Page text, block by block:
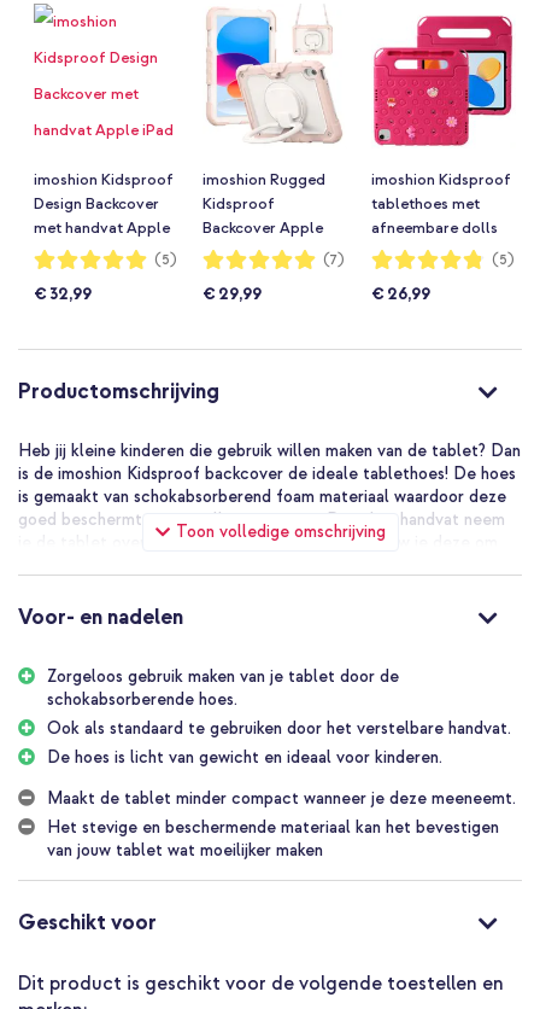
imoshion Kidsproof
Design Backcover
met handvat Apple
iPad 11 (2025) 11
(2022) 10.9 inch -
Waardering:
100%
(5)
€ 32,99
imoshion Rugged
Kidsproof
Backcover Apple
iPad 11 (2025) 11
(2022) 10.9 inch -
Waardering:
100%
(7)
€ 29,99
imoshion Kidsproof
tablethoes met
afneembare dolls
Apple iPad 11
iPad 10 (2022) 10.9
Waardering:
96%
(5)
€ 26,99
Productomschrijving
Toon volledige omschrijving
Heb jij kleine kinderen die gebruik willen maken van de tablet? Dan
is de imoshion Kidsproof backcover de ideale tablethoes! De hoes
is gemaakt van schokabsorberend foam materiaal waardoor deze
goed beschermt tegen vallen en stoten. Door het handvat neem
je de tablet overal eenvoudig mee naartoe, of vouw je deze om
Het schokabsorberende foam is licht van gewicht waardoor de
rondom de gehele hoes zorgen ervoor dat de hoes niet snel uit je
handen glipt. Het schokabsorberende foam vangt de impact van
vallen en stoten op en voorkomt zo schade aan jouw tablet.
Handig verstelbaar handvat
Door het handvat op de tablethoes neem je deze gemakkelijk
overal mee naartoe. Ook kinderen nemen de tablet zo eenvoudig
mee door het hele huis. Daarnaast is het handvat om te vouwen
tot een standaard. Willen de kinderen een filmpje kijken of
spelletje spelen? Dan is de tablet met standaard op meerdere
manieren stevig neer te zetten.
Op maat gemaakt voor je tablet
zijn alle poorten, camera’s en knoppen vrij om te gebruiken. De
Voor- en nadelen
Zorgeloos gebruik maken van je tablet door de
schokabsorberende hoes.
Ook als standaard te gebruiken door het verstelbare handvat.
De hoes is licht van gewicht en ideaal voor kinderen.
Maakt de tablet minder compact wanneer je deze meeneemt.
Het stevige en beschermende materiaal kan het bevestigen
van jouw tablet wat moeilijker maken
Geschikt voor
Dit product is geschikt voor de volgende toestellen en